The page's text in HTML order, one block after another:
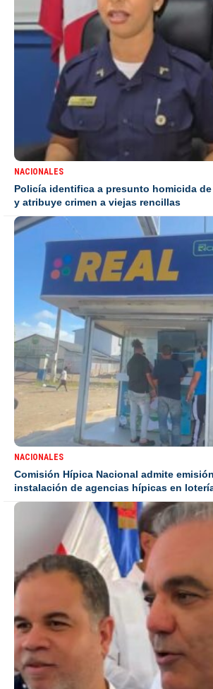
NACIONALES
Policía identifica a presunto homicida
y atribuye crimen a viejas rencillas
NACIONALES
Comisión Hípica Nacional admite
instalación de agencias hípicas en